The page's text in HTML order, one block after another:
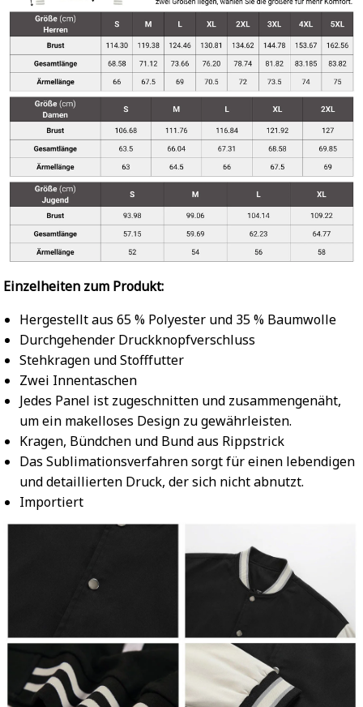
Einzelheiten zum Produkt:
Hergestellt aus 65 % Polyester und 35 % Baumwolle
Durchgehender Druckknopfverschluss
Stehkragen und Stofffutter
Zwei Innentaschen
Jedes Panel ist zugeschnitten und zusammengenäht,
um ein makelloses Design zu gewährleisten.
Kragen, Bündchen und Bund aus Rippstrick
Das Sublimationsverfahren sorgt für einen lebendigen
und detaillierten Druck, der sich nicht abnutzt.
Importiert